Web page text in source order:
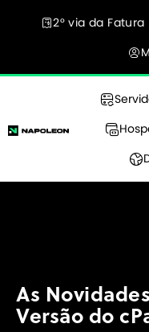
2° via da Fatura
As
Versão do